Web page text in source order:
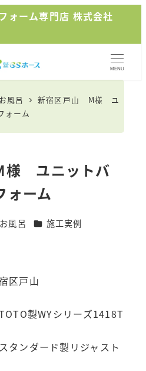
ォーム専門店 株式会社
MENU
お風呂
新宿区戸山 M様 ユ
ォーム
ユニットバ
ォーム
リー
お風呂 カテゴリー
施工実例
区戸山
製WYシリーズ1418T
ンダード製リジャスト